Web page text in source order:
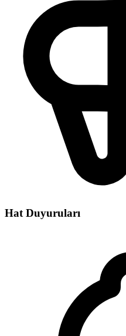
Hat Duyuruları